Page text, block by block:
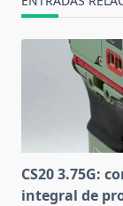
CS20 3.75G:
integral de